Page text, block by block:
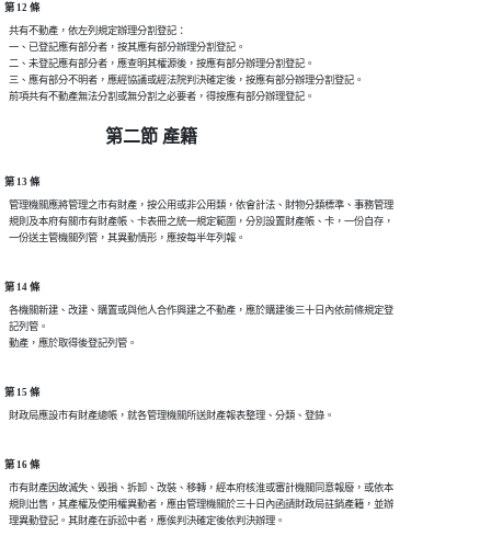
第 12 條
  共有不動產，依左列規定辦理分割登記：
  一、已登記應有部分者，按其應有部分辦理分割登記。
  二、未登記應有部分者，應查明其權源後，按應有部分辦理分割登記。
  三、應有部分不明者，應經協議或經法院判決確定後，按應有部分辦理分割登記。
第二節 產籍
第 13 條
  管理機關應將管理之市有財產，按公用或非公用類，依會計法、財物分類標準、事務管理
  規則及本府有關市有財產帳、卡表冊之統一規定範圍，分別設置財產帳、卡，一份自存，
第 14 條
  各機關新建、改建、購置或與他人合作興建之不動產，應於購建後三十日內依前條規定登
  記列管。
第 15 條
第 16 條
  市有財產因故滅失、毀損、拆卸、改裝、移轉，經本府核淮或審計機關同意報廢，或依本
  規則出售，其產權及使用權異動者，應由管理機關於三十日內函請財政局註銷產籍，並辦